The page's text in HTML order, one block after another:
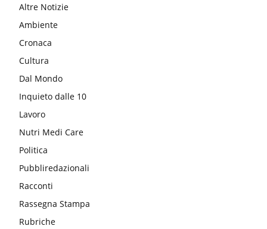
Altre Notizie
Ambiente
Cronaca
Cultura
Dal Mondo
Inquieto dalle 10
Lavoro
Nutri Medi Care
Politica
Pubbliredazionali
Racconti
Rassegna Stampa
Rubriche